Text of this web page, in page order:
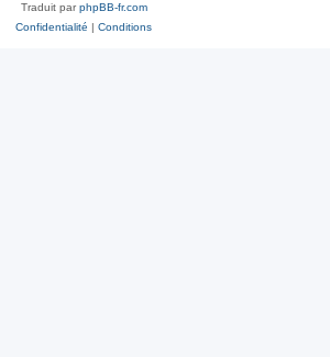
Traduit parphpBB-fr.com
Confidentialité | Conditions